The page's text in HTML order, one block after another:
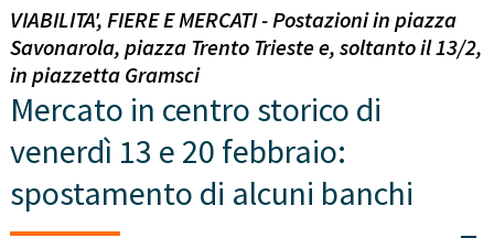
VIABILITA', FIERE E MERCATI - Postazioni in piazza
Savonarola, piazza Trento Trieste e, soltanto il 13/2,
in piazzetta Gramsci
Mercato in centro storico di
venerdì 13 e 20 febbraio:
spostamento di alcuni banchi